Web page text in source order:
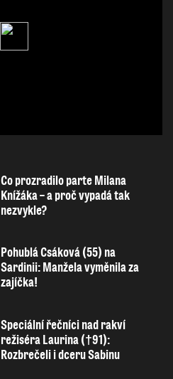
Co prozradilo parte Milana
Knížáka – a proč vypadá tak
nezvykle?
Pohublá Csáková (55) na
Sardinii: Manžela vyměnila za
zajíčka!
Speciální řečníci nad rakví
režiséra Laurina (†91):
Rozbrečeli i dceru Sabinu